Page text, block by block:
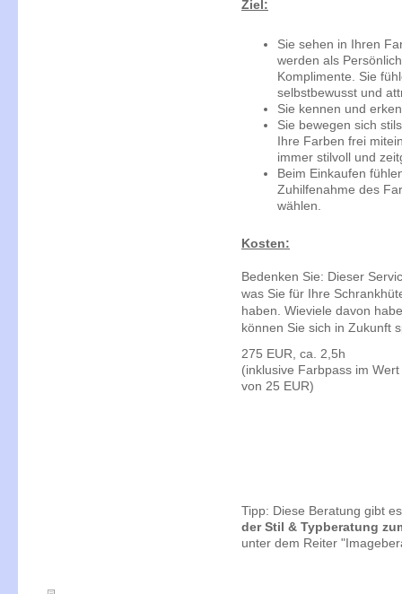
Ziel:
Sie sehen in Ihren
werden als
Komplimente. Sie
selbstbewusst und
Sie kennen und
Sie bewegen sich
Ihre Farben frei
immer stilvoll und
Beim Einkaufen
Zuhilfenahme des
wählen.
Kosten:
Bedenken Sie: Dieser
was Sie für Ihre
haben. Wieviele davon
können Sie sich in Zukunft
275 EUR, ca. 2,5h
(inklusive Farbpass im Wert
von 25 EUR)
Tipp: Diese Beratung gibt
der Stil & Typberatung
unter dem Reiter